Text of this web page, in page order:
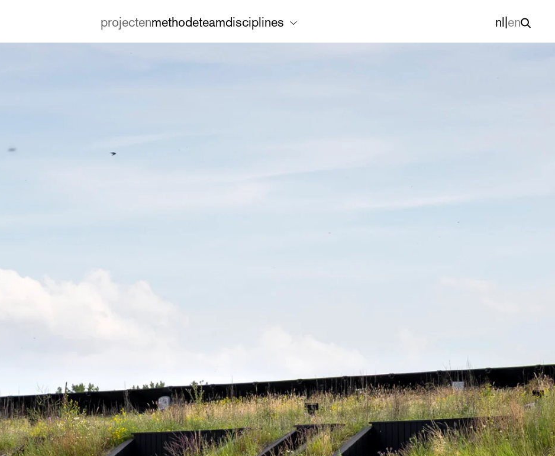
projectenmethodeteamdisciplines nl|en